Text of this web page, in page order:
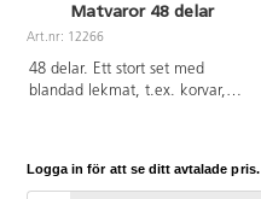
Matvaror 48 delar
Art.nr: 12266
48 delar. Ett stort set med
blandad lekmat, t.ex. korvar,
Logga in för att se ditt avtalade pris.